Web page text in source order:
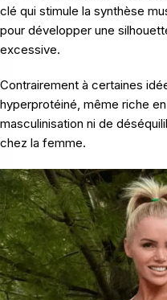
clé qui stimule la synthèse
pour développer une
excessive.
Contrairement à certaines
hyperprotéiné, même riche
masculinisation ni de
chez la femme.